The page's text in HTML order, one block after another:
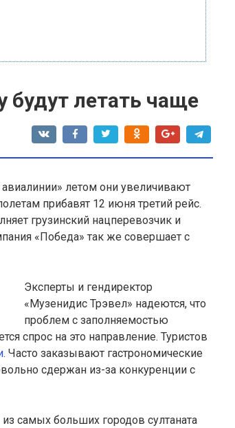
будут летать чаще
летом они увеличивают
прибавят 12 июня третий рейс.
грузинский нацперевозчик и
«Победа» так же совершает с
Эксперты и гендиректор
«Музенидис Трэвел» надеются, что
проблем с заполняемостью
спрос на это направление. Туристов
. Часто заказывают гастрономические
сдержан из-за конкуренции с
самых больших городов султаната